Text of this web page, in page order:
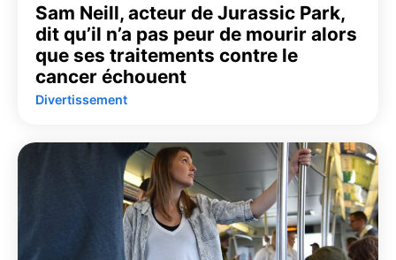
Sam Neill, acteur de Jurassic Park,
dit qu’il n’a pas peur de mourir alors
que ses traitements contre le
cancer échouent
Divertissement